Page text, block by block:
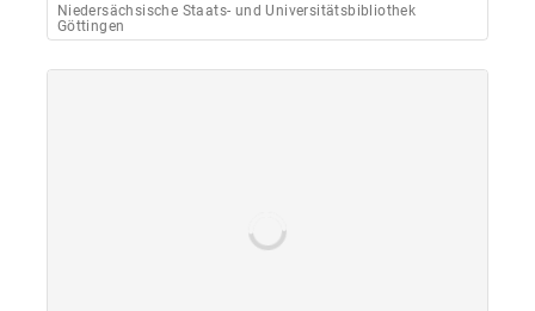
Niedersächsische Staats- und Universitätsbibliothek
Göttingen